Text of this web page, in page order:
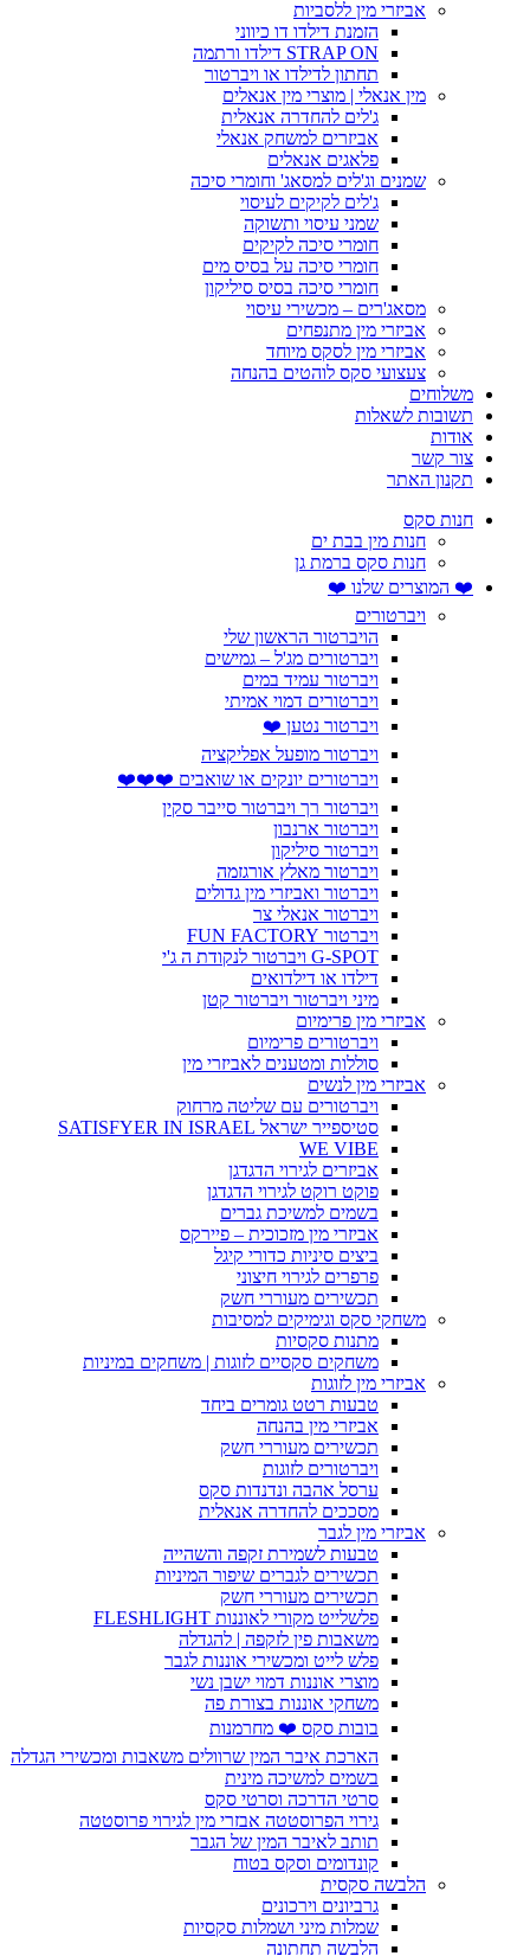
אביזרי מין ללסביות
הזמנת דילדו דו כיווני
STRAP ON דילדו ורתמה
תחתון לדילדו או ויברטור
מין אנאלי | מוצרי מין אנאלים
ג'לים להחדרה אנאלית
אביזרים למשחק אנאלי
פלאגים אנאלים
שמנים וג'לים למסאג' וחומרי סיכה
ג'לים לקיקים לעיסוי
שמני עיסוי ותשוקה
חומרי סיכה לקיקים
חומרי סיכה על בסיס מים
חומרי סיכה בסיס סיליקון
מסאג'רים – מכשירי עיסוי
אביזרי מין מתנפחים
אביזרי מין לסקס מיוחד
צעצועי סקס לוהטים בהנחה
משלוחים
תשובות לשאלות
אודות
צור קשר
תקנון האתר
חנות סקס
חנות מין בבת ים
חנות סקס ברמת גן
❤️ המוצרים שלנו ❤️
ויברטורים
הויברטור הראשון שלי
ויברטורים מג'ל – גמישים
ויברטור עמיד במים
ויברטורים דמוי אמיתי
ויברטור נטען ❤️
ויברטור מופעל אפליקציה
ויברטורים יונקים או שואבים ❤️❤️❤️
ויברטור רך ויברטור סייבר סקין
ויברטור ארנבון
ויברטור סיליקון
ויברטור מאלץ אורגזמה
ויברטור ואביזרי מין גדולים
ויברטור אנאלי צר
ויברטור FUN FACTORY
G-SPOT ויברטור לנקודת ה ג'י
דילדו או דילדואים
מיני ויברטור ויברטור קטן
אביזרי מין פרימיום
ויברטורים פרימיום
סוללות ומטענים לאביזרי מין
אביזרי מין לנשים
ויברטורים עם שליטה מרחוק
סטיספייר ישראל SATISFYER IN ISRAEL
WE VIBE
אביזרים לגירוי הדגדגן
פוקט רוקט לגירוי הדגדגן
בשמים למשיכת גברים
אביזרי מין מזכוכית – פיירקס
ביצים סיניות כדורי קיגל
פרפרים לגירוי חיצוני
תכשירים מעוררי חשק
משחקי סקס וגימיקים למסיבות
מתנות סקסיות
משחקים סקסיים לזוגות | משחקים במיניות
אביזרי מין לזוגות
טבעות רטט גומרים ביחד
אביזרי מין בהנחה
תכשירים מעוררי חשק
ויברטורים לזוגות
ערסל אהבה ונדנדות סקס
מסככים להחדרה אנאלית
אביזרי מין לגבר
טבעות לשמירת זקפה והשהייה
תכשירים לגברים שיפור המיניות
תכשירים מעוררי חשק
פלשלייט מקורי לאוננות FLESHLIGHT
משאבות פין לזקפה | להגדלה
פלש לייט ומכשירי אוננות לגבר
מוצרי אוננות דמוי ישבן נשי
משחקי אוננות בצורת פה
בובות סקס ❤️ מחרמנות
הארכת איבר המין שרוולים משאבות ומכשירי הגדלה
בשמים למשיכה מינית
סרטי הדרכה וסרטי סקס
גירוי הפרוסטטה אבזרי מין לגירוי פרוסטטה
תותב לאיבר המין של הגבר
קונדומים וסקס בטוח
הלבשה סקסית
גרביונים וירכונים
שמלות מיני ושמלות סקסיות
הלבשה תחתונה